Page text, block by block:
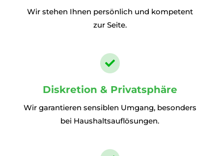
Wir stehen Ihnen persönlich und kompetent
zur Seite.

Diskretion & Privatsphäre
Wir garantieren sensiblen Umgang, besonders
bei Haushaltsauflösungen.